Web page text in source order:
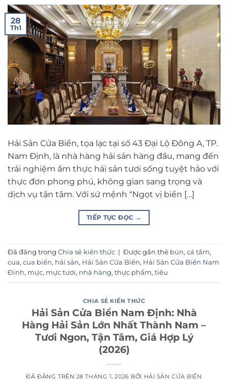
28
Th1
Hải Sản Cửa Biển, tọa lạc tại số 43 Đại Lộ Đông A, TP.
Nam Định, là nhà hàng hải sản hàng đầu, mang đến
trải nghiệm ẩm thực hải sản tươi sống tuyệt hảo với
thực đơn phong phú, không gian sang trọng và
dịch vụ tận tâm. Với sứ mệnh “Ngọt vị biển […]
TIẾP TỤC ĐỌC →
Đã đăng trong Chia sẻ kiến thức | Được gắn thẻ bún, cá tầm,
cua, cua biển, hải sản, Hải Sản Cửa Biển, Hải Sản Cửa Biển Nam
Định, mực, mực tươi, nhà hàng, thực phẩm, tiêu
CHIA SẺ KIẾN THỨC
Hải Sản Cửa Biển Nam Định: Nhà
Hàng Hải Sản Lớn Nhất Thành Nam –
Tươi Ngon, Tận Tâm, Giá Hợp Lý
(2026)
ĐÃ ĐĂNG TRÊN 28 THÁNG 1, 2026 BỞI HẢI SẢN CỬA BIỂN